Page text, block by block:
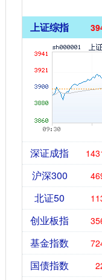
上证综指
深证成指
沪深300
北证50
创业板指
基金指数
国债指数